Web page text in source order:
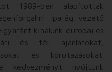
1989-ben alapították
iparág vezető
kínálunk európai és
és téli ajánlatokat,
és körutazásokat.
kedvezményt nyújtunk